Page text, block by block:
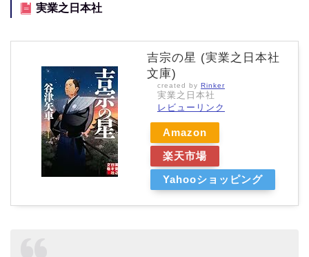
実業之日本社
吉宗の星 (実業之日本社
文庫)
created by Rinker
実業之日本社
レビューリンク
Amazon
楽天市場
Yahooショッピング